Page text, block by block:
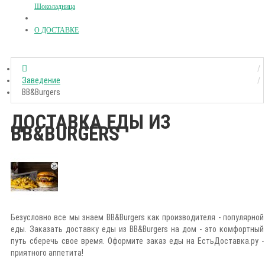
Шоколадница
О ДОСТАВКЕ
Заведение
BB&Burgers
ДОСТАВКА ЕДЫ ИЗ
BB&BURGERS
Безусловно все мы знаем BB&Burgers как производителя - популярной
еды. Заказать доставку еды из BB&Burgers на дом - это комфортный
путь сберечь свое время. Оформите заказ еды на ЕстьДоставка.ру -
приятного аппетита!